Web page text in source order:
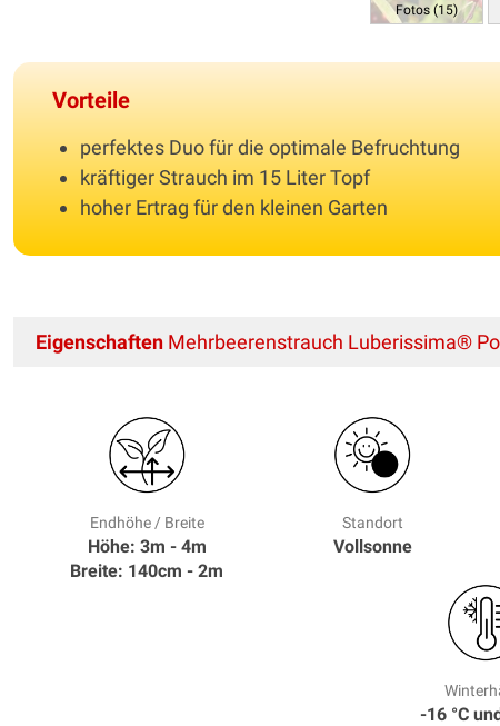
Fotos (15)
Vorteile
perfektes Duo für die optimale Befruchtung
kräftiger Strauch im 15 Liter Topf
hoher Ertrag für den kleinen Garten
Eigenschaften Mehrbeerenstrauch Luberissima®
Endhöhe / Breite
Höhe: 3m - 4m
Breite: 140cm - 2m
Standort
Vollsonne
-16 °C